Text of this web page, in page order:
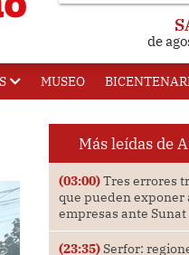
de
MUSEO
Más leídas de
(03:00)Tres errores
que pueden exponer
empresas ante Sunat
(23:35)Serfor: